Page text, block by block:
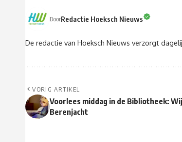
DoorRedactie Hoeksch Nieuws
De redactie van Hoeksch Nieuws verzorgt
VORIG ARTIKEL
Voorlees middag in de Bibliotheek:
Berenjacht